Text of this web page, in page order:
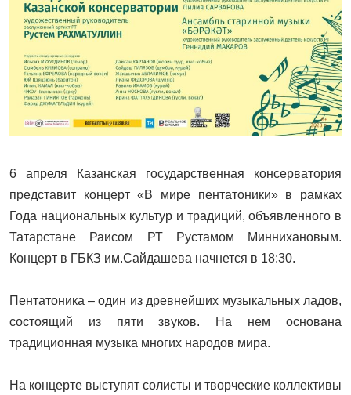
6 апреля Казанская государственная консерватория
представит концерт «В мире пентатоники» в рамках
Года национальных культур и традиций, объявленного в
Татарстане Раисом РТ Рустамом Миннихановым.
Концерт в ГБКЗ им.Сайдашева начнется в 18:30.
Пентатоника – один из древнейших музыкальных ладов,
состоящий из пяти звуков. На нем основана
традиционная музыка многих народов мира.
На концерте выступят солисты и творческие коллективы